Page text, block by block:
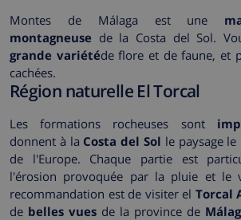
Montes de Málaga est une
montagneuse de la Costa del Sol.
grande variétéde flore et de faune, et
cachées.
Région naturelle El Torcal
Les formations rocheuses sont
donnent à la Costa del Sol le paysage
de l'Europe. Chaque partie est
l'érosion provoquée par la pluie et le
recommandation est de visiter el Torcal
de belles vues de la province de